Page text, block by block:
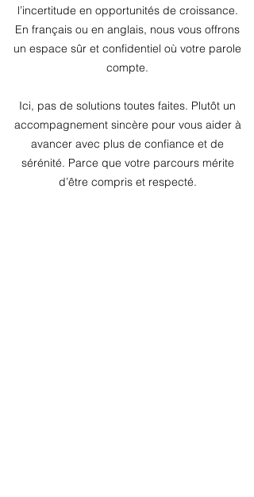
l’incertitude en opportunités de croissance.
En français ou en anglais, nous vous offrons
un espace sûr et confidentiel où votre parole
compte.
Ici, pas de solutions toutes faites. Plutôt un
accompagnement sincère pour vous aider à
avancer avec plus de confiance et de
sérénité. Parce que votre parcours mérite
d’être compris et respecté.